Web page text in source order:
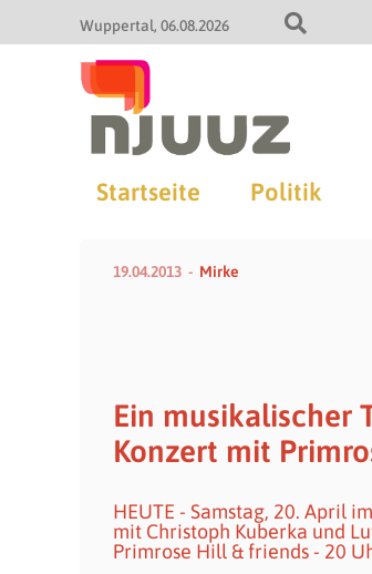
Wuppertal 06.08.2026
Startseite Politik
19.04.2013 Mirke
Ein musikalischer
Konzert mit
HEUTE - Samstag, 20. April
mit Christoph Kuberka und
Primrose Hill & friends - 20